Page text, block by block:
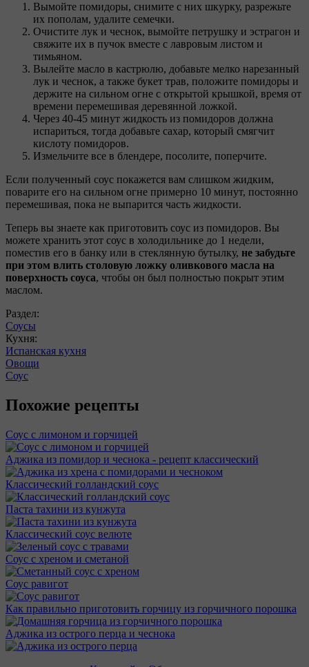
Вымойте помидоры, снимите с них шкурку, разрежьте
их пополам, удалите семечки.
Очистите лук и чеснок, вымойте петрушку и эстрагон и
свяжите их в пучок вместе с лавровым листом и
тимьяном.
Вылейте масло в кастрюлю, добавьте мелко нарезанный
лук и чеснок, а также букет трав, положите помидоры и
держите на сильном огне с открытой крышкой, время от
времени перемешивая деревянной ложкой.
Через 40-45 минут жидкость из помидоров должна
испариться, тогда добавьте сахар, который смягчит
кислоту помидоров.
Измельчите все в блендере, посолите, поперчите.
Если полученный соус покажется вам слишком жидким,
поварите его на сильном огне примерно 10 минут, постоянно
перемешивая, пока не выпарится часть жидкости.
Теперь вы знаете как приготовить соус из помидоров. Вы
можете хранить этот соус в холодильнике до 1 недели,
поместив его в банку или в стеклянную бутылку, не забудьте
при этом влить столовую ложку оливкового масла на
поверхность соуса, чтобы он был полностью покрыт этим
маслом.
Раздел:
Соусы
Кухня:
Испанская кухня
Овощи
Соус
Похожие рецепты
Соус с лимоном и горчицей
Аджика из помидор и чеснока - рецепт классический
Классический голландский соус
Паста тахини из кунжута
Классический соус велюте
Соус с хреном и сметаной
Соус равигот
Как правильно приготовить горчицу из горчичного порошка
Аджика из острого перца и чеснока